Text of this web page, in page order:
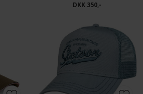
DKK 350,-